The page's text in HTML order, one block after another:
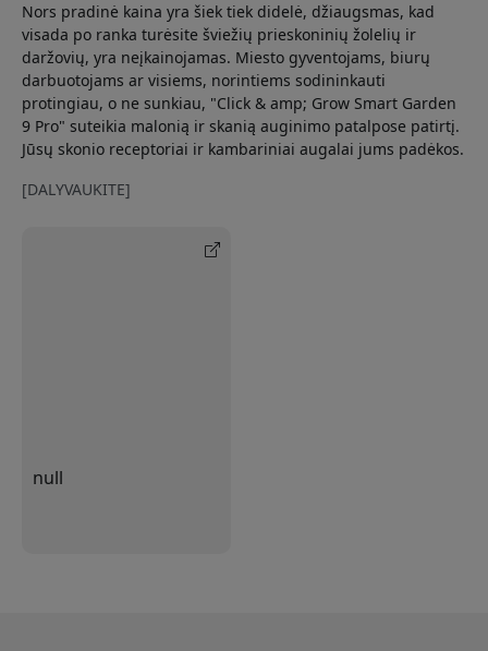
Nors pradinė kaina yra šiek tiek didelė, džiaugsmas, kad
visada po ranka turėsite šviežių prieskoninių žolelių ir
daržovių, yra neįkainojamas. Miesto gyventojams, biurų
darbuotojams ar visiems, norintiems sodininkauti
protingiau, o ne sunkiau, "Click & amp; Grow Smart Garden
9 Pro" suteikia malonią ir skanią auginimo patalpose patirtį.
Jūsų skonio receptoriai ir kambariniai augalai jums padėkos.
[DALYVAUKITE]
null